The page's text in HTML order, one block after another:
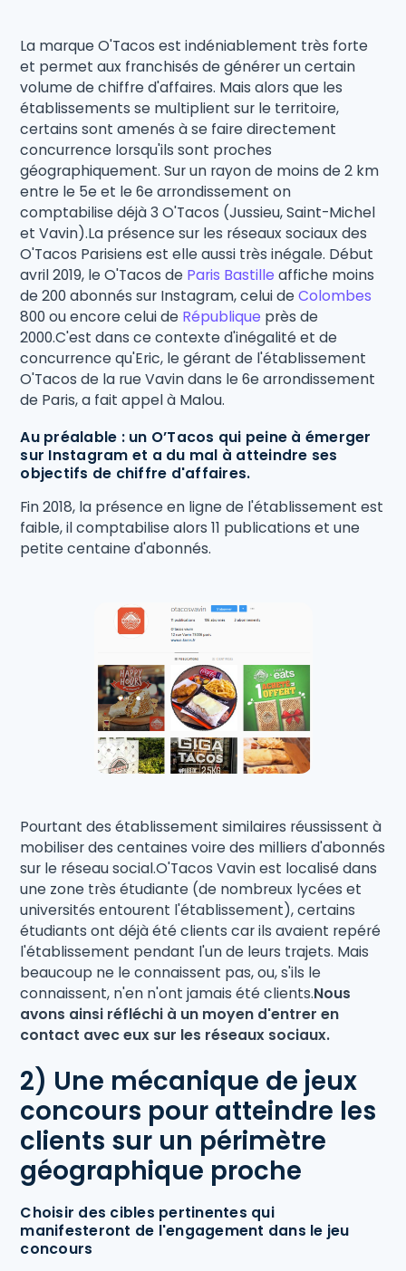
La marque O'Tacos est indéniablement très forte
et permet aux franchisés de générer un certain
volume de chiffre d'affaires. Mais alors que les
établissements se multiplient sur le territoire,
certains sont amenés à se faire directement
concurrence lorsqu'ils sont proches
géographiquement. Sur un rayon de moins de 2 km
entre le 5e et le 6e arrondissement on
comptabilise déjà 3 O'Tacos (Jussieu, Saint-Michel
et Vavin).La présence sur les réseaux sociaux des
O'Tacos Parisiens est elle aussi très inégale. Début
avril 2019, le O'Tacos de Paris Bastille affiche moins
de 200 abonnés sur Instagram, celui deColombes
800 ou encore celui de République près de
2000.C'est dans ce contexte d'inégalité et de
concurrence qu'Eric, le gérant de l'établissement
O'Tacos de la rue Vavin dans le 6e arrondissement
de Paris, a fait appel à Malou.
Au préalable : un O’Tacos qui peine à émerger
sur Instagram et a du mal à atteindre ses
objectifs de chiffre d'affaires.
Fin 2018, la présence en ligne de l'établissement est
faible, il comptabilise alors 11 publications et une
petite centaine d'abonnés.
Pourtant des établissement similaires réussissent à
mobiliser des centaines voire des milliers d'abonnés
sur le réseau social.O'Tacos Vavin est localisé dans
une zone très étudiante (de nombreux lycées et
universités entourent l'établissement), certains
étudiants ont déjà été clients car ils avaient repéré
l'établissement pendant l'un de leurs trajets. Mais
beaucoup ne le connaissent pas, ou, s'ils le
connaissent, n'en n'ont jamais été clients.Nous
avons ainsi réfléchi à un moyen d'entrer en
contact avec eux sur les réseaux sociaux.
2) Une mécanique de jeux
concours pour atteindre les
clients sur un périmètre
géographique proche
Choisir des cibles pertinentes qui
manifesteront de l'engagement dans le jeu
concours